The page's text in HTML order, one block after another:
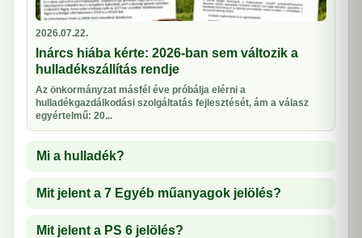
2026.07.22.
Inárcs hiába kérte: 2026-ban sem változik a
hulladékszállítás rendje
Az önkormányzat másfél éve próbálja elérni a
hulladékgazdálkodási szolgáltatás fejlesztését, ám a válasz
egyértelmű: 20...
Mi a hulladék?
Mit jelent a 7 Egyéb műanyagok jelölés?
Mit jelent a PS 6 jelölés?